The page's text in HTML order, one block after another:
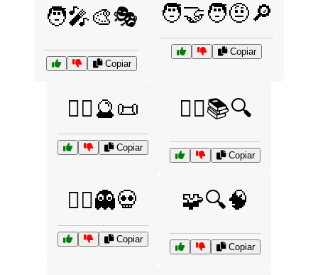
🧑‍🎤🎨🎭
Copiar
🧑‍🤝‍🧑🤨🔎
Copiar
🧙‍♀️🔮📜
Copiar
🧙‍♂️📚🔍
Copiar
🧟‍♂️👻💀
Copiar
🧩🔍🧠
Copiar